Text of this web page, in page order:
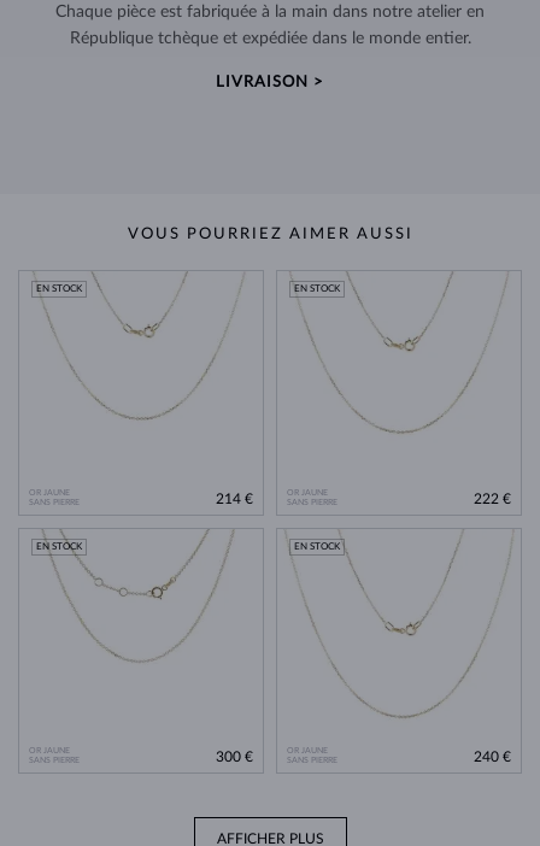
Chaque pièce est fabriquée à la main dans notre atelier en
République tchèque et expédiée dans le monde entier.
LIVRAISON >
VOUS POURRIEZ AIMER AUSSI
OR JAUNE
SANS PIERRE
EN STOCK
214 €
OR JAUNE
SANS PIERRE
EN STOCK
222 €
OR JAUNE
SANS PIERRE
EN STOCK
300 €
OR JAUNE
SANS PIERRE
EN STOCK
240 €
AFFICHER PLUS